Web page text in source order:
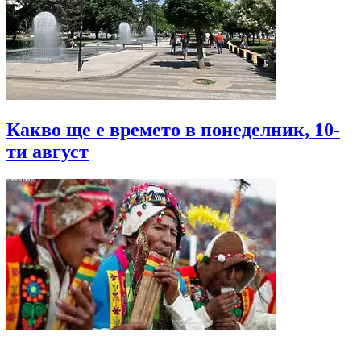
Какво ще е времето в понеделник, 10-
ти август